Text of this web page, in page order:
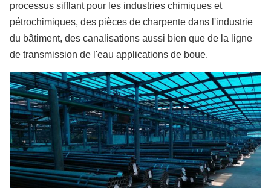
processus sifflant pour les industries chimiques et
pétrochimiques, des pièces de charpente dans l'industrie
du bâtiment, des canalisations aussi bien que de la ligne
de transmission de l'eau applications de boue.